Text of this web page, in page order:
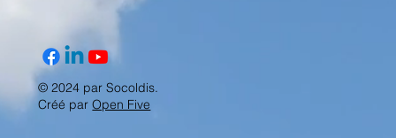
© 2024 par Socoldis.
Créé parOpen Five